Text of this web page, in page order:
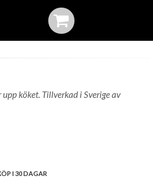
köket. Tillverkad i Sverige av
I 30 DAGAR